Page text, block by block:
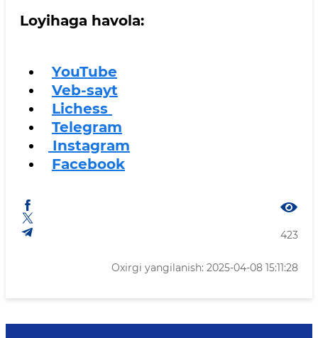
Loyihaga havola:
YouTube
Veb-sayt
Lichess
Telegram
Instagram
Facebook
423
Oxirgi yangilanish: 2025-04-08 15:11:28